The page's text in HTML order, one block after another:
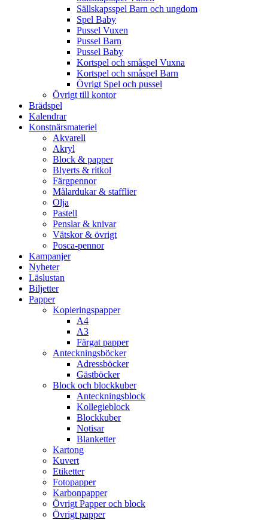
Sällskapsspel Barn och ungdom
Spel Baby
Pussel Vuxen
Pussel Barn
Pussel Baby
Kortspel och småspel Vuxna
Kortspel och småspel Barn
Övrigt Spel och pussel
Övrigt till kontor
Brädspel
Kalendrar
Konstnärsmateriel
Akvarell
Akryl
Block & papper
Blyerts & ritkol
Färgpennor
Målardukar & stafflier
Olja
Pastell
Penslar & knivar
Vätskor & övrigt
Posca-pennor
Kampanjer
Nyheter
Läslustan
Biljetter
Papper
Kopieringspapper
A4
A3
Färgat papper
Anteckningsböcker
Adressböcker
Gästböcker
Block och blockkuber
Anteckningsblock
Kollegieblock
Blockkuber
Notisar
Blanketter
Kartong
Kuvert
Etiketter
Fotopapper
Karbonpapper
Övrigt Papper och block
Övrigt papper